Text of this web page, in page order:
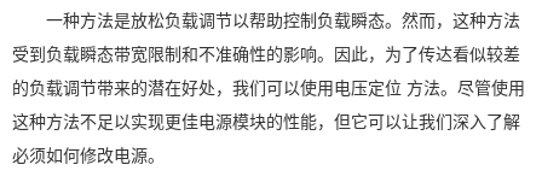
一种方法是放松负载调节以帮助控制负载瞬态。然而，这种方法
受到负载瞬态带宽限制和不准确性的影响。因此，为了传达看似较差
的负载调节带来的潜在好处，我们可以使用电压定位 方法。尽管使用
这种方法不足以实现更佳电源模块的性能，但它可以让我们深入了解
必须如何修改电源。